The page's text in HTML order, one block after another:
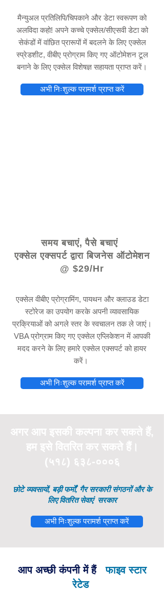
मैन्युअल प्रतिलिपि/चिपकाने और डेटा स्वरूपण को
अलविदा कहो! अपने कच्चे एक्सेल/सीएसवी डेटा को
सेकंडों में वांछित प्रारूपों में बदलने के लिए एक्सेल
स्प्रेडशीट, वीबीए प्रोग्राम किए गए ऑटोमेशन टूल
बनाने के लिए एक्सेल विशेषज्ञ सहायता प्राप्त करें।
अभी निःशुल्क परामर्श प्राप्त करें
समय बचाएं, पैसे बचाएं
एक्सेल एक्सपर्ट द्वारा बिजनेस ऑटोमेशन
@ $29/Hr
एक्सेल वीबीए प्रोग्रामिंग, पायथन और क्लाउड डेटा
स्टोरेज का उपयोग करके अपनी व्यावसायिक
प्रक्रियाओं को अगले स्तर के स्वचालन तक ले जाएं।
VBA प्रोग्राम किए गए एक्सेल एप्लिकेशन में आपकी
मदद करने के लिए हमारे एक्सेल एक्सपर्ट को हायर
करें।
अभी निःशुल्क परामर्श प्राप्त करें
अगर आप इसकी कल्पना कर सकते हैं,
हम इसे वितरित कर सकते हैं।
(५१८) ६३८-०००६
छोटे व्यवसायों, बड़ी फर्मों, गैर सरकारी संगठनों और के
लिए वितरित सेवाएं
सरकार
अभी निःशुल्क परामर्श प्राप्त करें
आप अच्छी कंपनी में हैं
फाइव स्टार
रेटेड